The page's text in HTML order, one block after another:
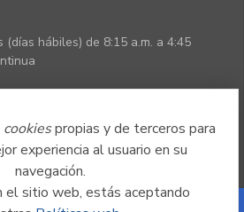
cookiespropias y de terceros para
experiencia al usuario en su
navegación.
el sitio web, estás aceptando
(días hábiles) de 8:15 a.m. a 4:45